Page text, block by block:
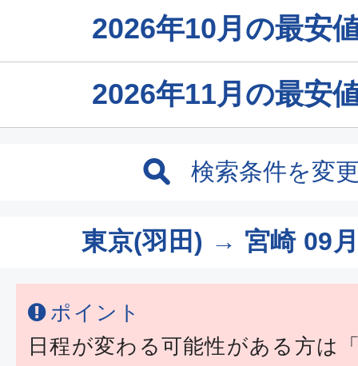
2026年10月の最安
2026年11月の最安
検索条件を変
東京(羽田) → 宮崎 09
ポイント
日程が変わる可能性がある方は